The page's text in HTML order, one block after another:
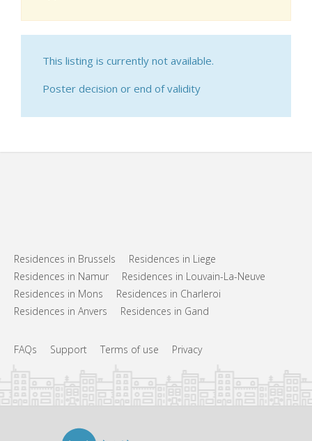
This listing is currently not available.
Poster decision or end of validity
Residences in Brussels
Residences in Liege
Residences in Namur
Residences in Louvain-La-Neuve
Residences in Mons
Residences in Charleroi
Residences in Anvers
Residences in Gand
FAQs Support Terms of use Privacy